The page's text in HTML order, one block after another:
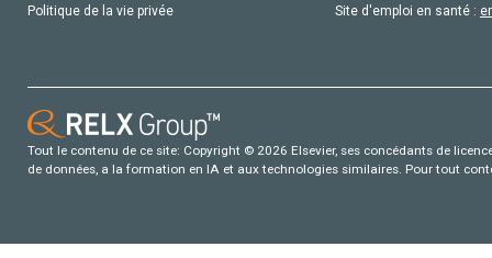
Politique de la vie privée
Site d'emploi en santé :
Tout le contenu de ce site: Copyright © 2026 Elsevier, ses concédants de
de données, a la formation en IA et aux technologies similaires. Pour tout